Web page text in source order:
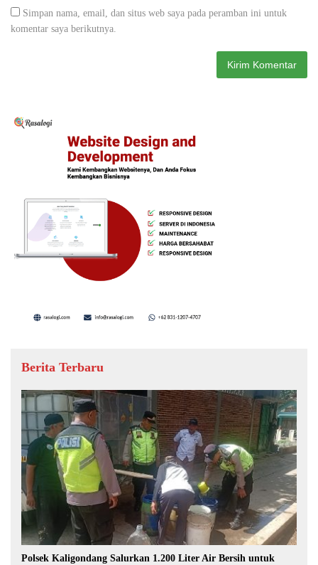
Simpan nama, email, dan situs web saya pada peramban ini untuk
komentar saya berikutnya.
Berita Terbaru
Polsek Kaligondang Salurkan 1.200 Liter Air Bersih untuk